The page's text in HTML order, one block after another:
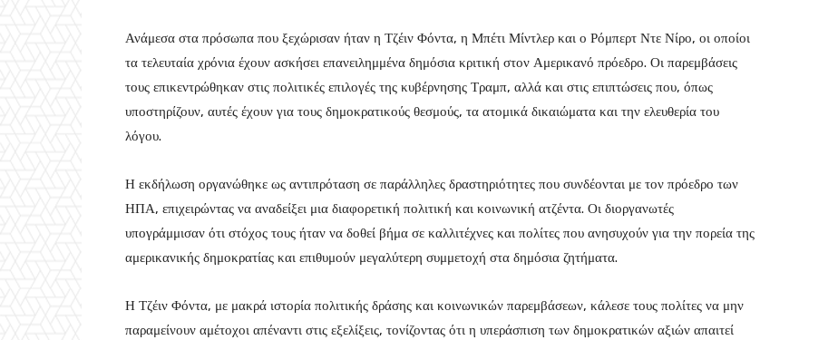
Ανάμεσα στα πρόσωπα που ξεχώρισαν ήταν η Τζέιν Φόντα, η Μπέτι Μίντλερ και ο Ρόμπερτ Ντε Νίρο, οι οποίοι
τα τελευταία χρόνια έχουν ασκήσει επανειλημμένα δημόσια κριτική στον Αμερικανό πρόεδρο. Οι παρεμβάσεις
τους επικεντρώθηκαν στις πολιτικές επιλογές της κυβέρνησης Τραμπ, αλλά και στις επιπτώσεις που, όπως
υποστηρίζουν, αυτές έχουν για τους δημοκρατικούς θεσμούς, τα ατομικά δικαιώματα και την ελευθερία του
λόγου.
Η εκδήλωση οργανώθηκε ως αντιπρόταση σε παράλληλες δραστηριότητες που συνδέονται με τον πρόεδρο των
ΗΠΑ, επιχειρώντας να αναδείξει μια διαφορετική πολιτική και κοινωνική ατζέντα. Οι διοργανωτές
υπογράμμισαν ότι στόχος τους ήταν να δοθεί βήμα σε καλλιτέχνες και πολίτες που ανησυχούν για την πορεία της
αμερικανικής δημοκρατίας και επιθυμούν μεγαλύτερη συμμετοχή στα δημόσια ζητήματα.
Η Τζέιν Φόντα, με μακρά ιστορία πολιτικής δράσης και κοινωνικών παρεμβάσεων, κάλεσε τους πολίτες να μην
παραμείνουν αμέτοχοι απέναντι στις εξελίξεις, τονίζοντας ότι η υπεράσπιση των δημοκρατικών αξιών απαιτεί